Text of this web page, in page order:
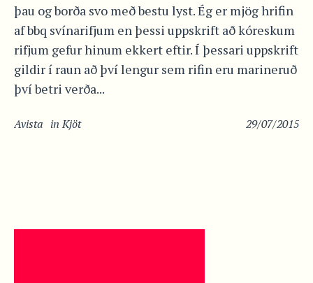
þau og borða svo með bestu lyst. Ég er mjög hrifin
af bbq svínarifjum en þessi uppskrift að kóreskum
rifjum gefur hinum ekkert eftir. Í þessari uppskrift
gildir í raun að því lengur sem rifin eru marineruð
því betri verða...
29/07/2015
Avista inKjöt